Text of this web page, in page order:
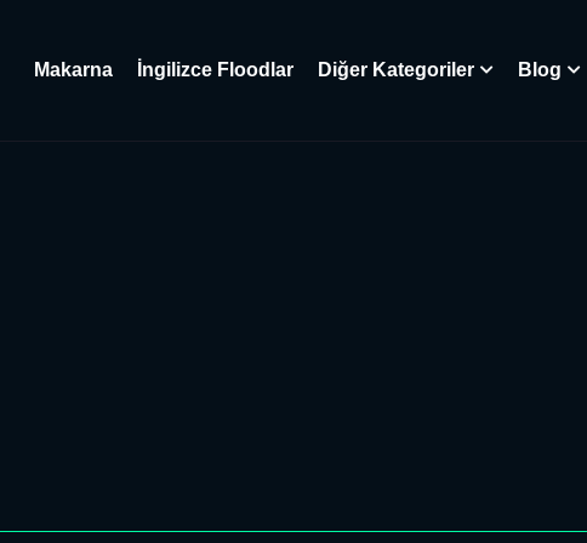
Makarna İngilizce Floodlar Diğer Kategoriler Blog